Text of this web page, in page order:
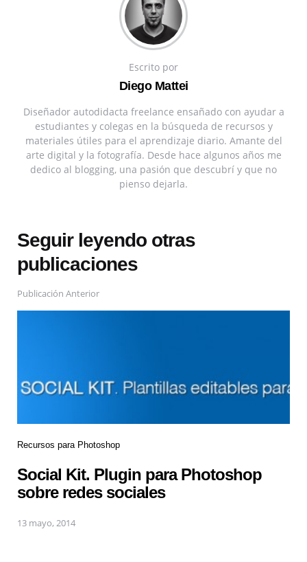
Escrito por
Diego Mattei
Diseñador autodidacta freelance ensañado con ayudar a
estudiantes y colegas en la búsqueda de recursos y
materiales útiles para el aprendizaje diario. Amante del
arte digital y la fotografía. Desde hace algunos años me
dedico al blogging, una pasión que descubrí y que no
pienso dejarla.
Seguir leyendo otras
publicaciones
Publicación Anterior
Recursos para Photoshop
Social Kit. Plugin para Photoshop
sobre redes sociales
13 mayo, 2014